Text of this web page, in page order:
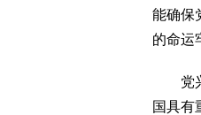
能确保
的命运
党兴
国具有